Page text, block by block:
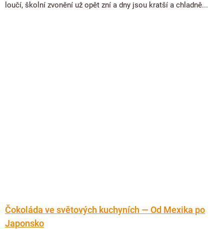
loučí, školní zvonění už opět zní a dny jsou kratší a chladně...
Čokoláda ve světových kuchyních — Od Mexika po
Japonsko